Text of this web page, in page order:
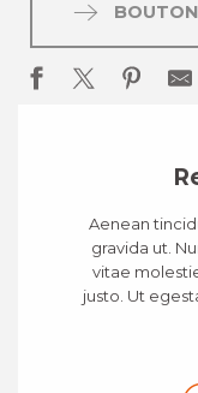
Aenean
gravida ut.
vitae
justo. Ut